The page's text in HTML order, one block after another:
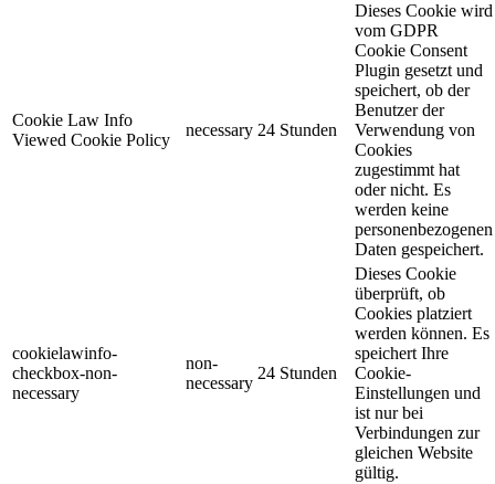
Cookie Law Info
Viewed Cookie Policy
necessary 24 Stunden
Dieses Cookie wird
vom GDPR
Cookie Consent
Plugin gesetzt und
speichert, ob der
Benutzer der
Verwendung von
Cookies
zugestimmt hat
oder nicht. Es
werden keine
personenbezogenen
Daten gespeichert.
cookielawinfo-
checkbox-non-
necessary
non-
necessary
24 Stunden
Dieses Cookie
überprüft, ob
Cookies platziert
werden können. Es
speichert Ihre
Cookie-
Einstellungen und
ist nur bei
Verbindungen zur
gleichen Website
gültig.